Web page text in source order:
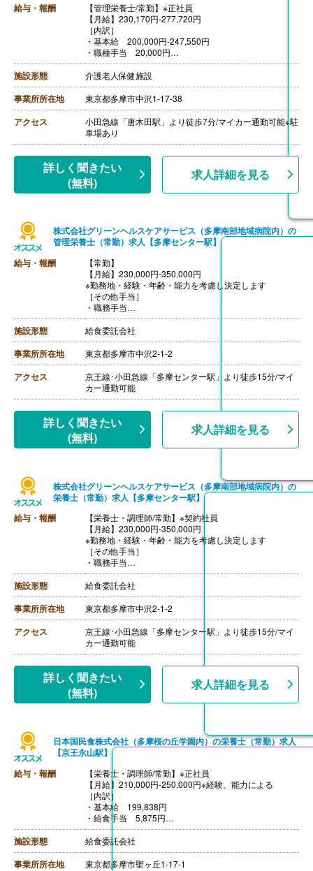
給与・報酬
【管理栄養士/常勤】※正社員
【月給】230,170円-277,720円
［内訳］
・基本給 200,000円-247,550円
・職種手当 20,000円
・処遇改善手当 7,000円
・被服手当 670円
・洗濯手当 2,500円
［その他手当］
・住宅手当 6,000円-8,000円/月
・こども手当 5,000円/人
・年末年始手当 6,000円/日
・役職手当 10,000円-/月
【賞与】年2回（計4.00ヶ月分）※前年度実績
【通勤手当】あり（上限50,000円/月）
【昇給】あり（年1回）※業績・人事評価により決定
【退職金】あり※勤続3年以上
施設形態 介護老人保健施設
事業所所在地 東京都多摩市中沢1-17-38
アクセス
小田急線「唐木田駅」より徒歩7分/マイカー通勤可能※駐
車場あり
詳しく聞きたい
(無料)
求人詳細を見る
株式会社グリーンヘルスケアサービス（多摩南部地域病院内）の
管理栄養士（常勤）求人【多摩センター駅】
給与・報酬
【常勤】
【月給】230,000円-350,000円
※勤務地・経験・年齢・能力を考慮し決定します
［その他手当］
・職務手当
・食事手当
・年末年始手当
【賞与】年2回（7月、12月）※会社業績、各個人実績に
応じて決定（前年度実績 2.00ヶ月/年）
【通勤手当】あり（全額支給）
【退職金】なし
施設形態 給食委託会社
事業所所在地 東京都多摩市中沢2-1-2
アクセス
京王線･小田急線「多摩センター駅」より徒歩15分/マイ
カー通勤可能
詳しく聞きたい
(無料)
求人詳細を見る
株式会社グリーンヘルスケアサービス（多摩南部地域病院内）の
栄養士（常勤）求人【多摩センター駅】
給与・報酬
【栄養士・調理師/常勤】※契約社員
【月給】230,000円-350,000円
※勤務地・経験・年齢・能力を考慮し決定します
［その他手当］
・職務手当
・食事手当
・年末年始手当
【賞与】年2回（7月、12月）※会社業績、各個人実績に
応じて決定（前年度実績 2.00ヶ月/年）
【通勤手当】あり（全額支給）
【退職金】なし
施設形態 給食委託会社
事業所所在地 東京都多摩市中沢2-1-2
アクセス
京王線･小田急線「多摩センター駅」より徒歩15分/マイ
カー通勤可能
詳しく聞きたい
(無料)
求人詳細を見る
日本国民食株式会社（多摩桜の丘学園内）の栄養士（常勤）求人
【京王永山駅】
給与・報酬
【栄養士・調理師/常勤】※正社員
【月給】210,000円-250,000円※経験、能力による
［内訳］
・基本給 199,838円
・給食手当 5,875円
・固定残業代（2-28時間分）4,287円‐44,287円
※上記を超える時間外労働分については割増賃金を追加
で支給
【通勤手当】あり（規定支給）
施設形態 給食委託会社
事業所所在地 東京都多摩市聖ヶ丘1-17-1